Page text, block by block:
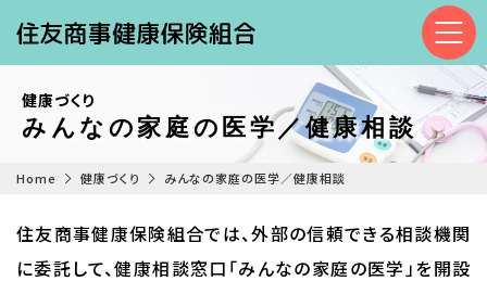
健康づくり
みんなの家庭の医学／健康相談
Home 健康づくり みんなの家庭の医学／健康相談
住友商事健康保険組合では、外部の信頼できる相談機関
に委託して、健康相談窓口「みんなの家庭の医学」を開設